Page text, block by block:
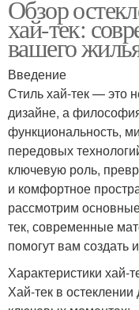
Обзор
хай-тек:
вашего
Введение
Стиль хай-тек — это
дизайне, а
функциональность,
передовых
ключевую роль,
и комфортное
рассмотрим
тек, современные
помогут вам создать
Характеристики хай-
Хай-тек в